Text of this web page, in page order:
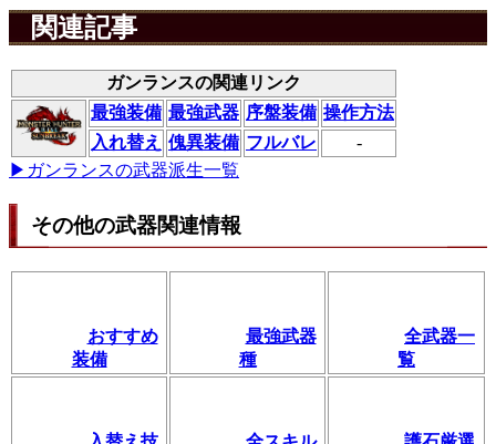
関連記事
ガンランスの関連リンク
最強装備 最強武器 序盤装備 操作方法
入れ替え 傀異装備 フルバレ
-
▶ガンランスの武器派生一覧
その他の武器関連情報
おすすめ
装備
最強武器
種
全武器一
覧